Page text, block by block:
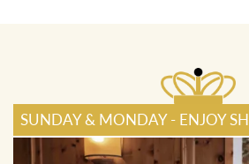
SUNDAY & MONDAY - ENJOY